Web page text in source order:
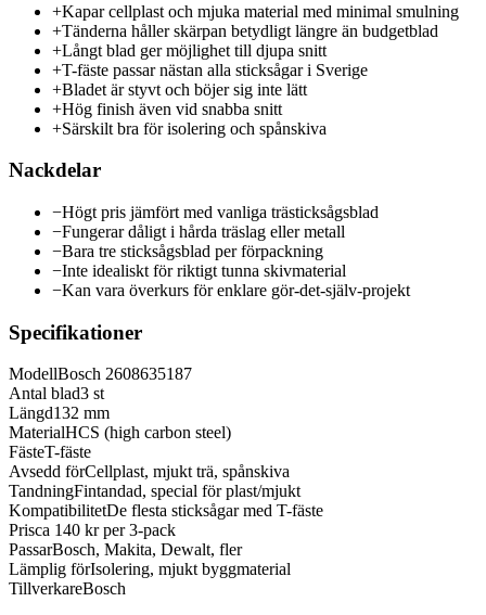
+Kapar cellplast och mjuka material med minimal smulning
+Tänderna håller skärpan betydligt längre än budgetblad
+Långt blad ger möjlighet till djupa snitt
+T-fäste passar nästan alla sticksågar i Sverige
+Bladet är styvt och böjer sig inte lätt
+Hög finish även vid snabba snitt
+Särskilt bra för isolering och spånskiva
Nackdelar
−Högt pris jämfört med vanliga trästicksågsblad
−Fungerar dåligt i hårda träslag eller metall
−Bara tre sticksågsblad per förpackning
−Inte idealiskt för riktigt tunna skivmaterial
−Kan vara överkurs för enklare gör-det-själv-projekt
Specifikationer
ModellBosch 2608635187
Antal blad3 st
Längd132 mm
MaterialHCS (high carbon steel)
FästeT-fäste
Avsedd förCellplast, mjukt trä, spånskiva
TandningFintandad, special för plast/mjukt
KompatibilitetDe flesta sticksågar med T-fäste
Prisca 140 kr per 3-pack
PassarBosch, Makita, Dewalt, fler
Lämplig förIsolering, mjukt byggmaterial
TillverkareBosch